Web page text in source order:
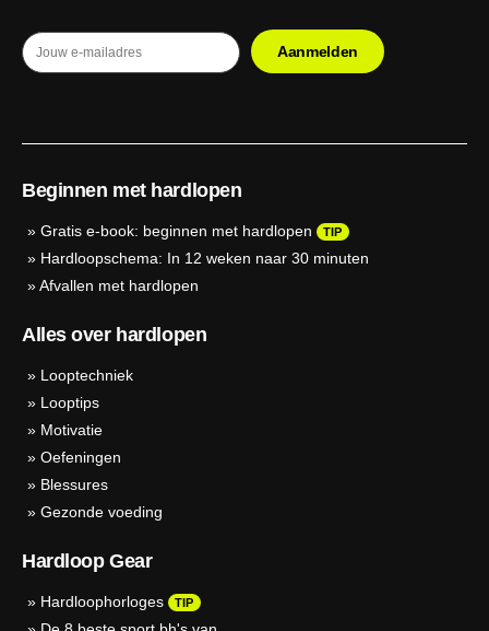
Beginnen met hardlopen
» Gratis e-book: beginnen met hardlopen TIP
» Hardloopschema: In 12 weken naar 30 minuten
»Afvallen met hardlopen
Alles over hardlopen
» Looptechniek
» Looptips
» Motivatie
» Oefeningen
» Blessures
» Gezonde voeding
Hardloop Gear
» Hardloophorloges TIP